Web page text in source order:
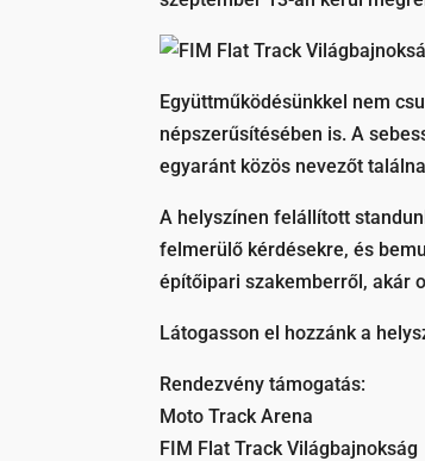
Együttműködésünkkel nem
népszerűsítésében is. A
egyaránt közös nevezőt
A helyszínen felállított
felmerülő kérdésekre, és
építőipari szakemberről, akár
Látogasson el hozzánk a
Rendezvény támogatás:
Moto Track Arena
FIM Flat Track Világbajnokság